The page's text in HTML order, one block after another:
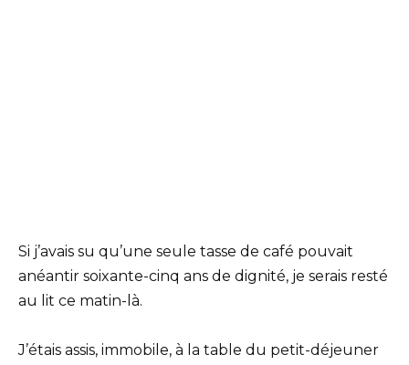
Si j’avais su qu’une seule tasse de café pouvait
anéantir soixante-cinq ans de dignité, je serais resté
au lit ce matin-là.
J’étais assis, immobile, à la table du petit-déjeuner